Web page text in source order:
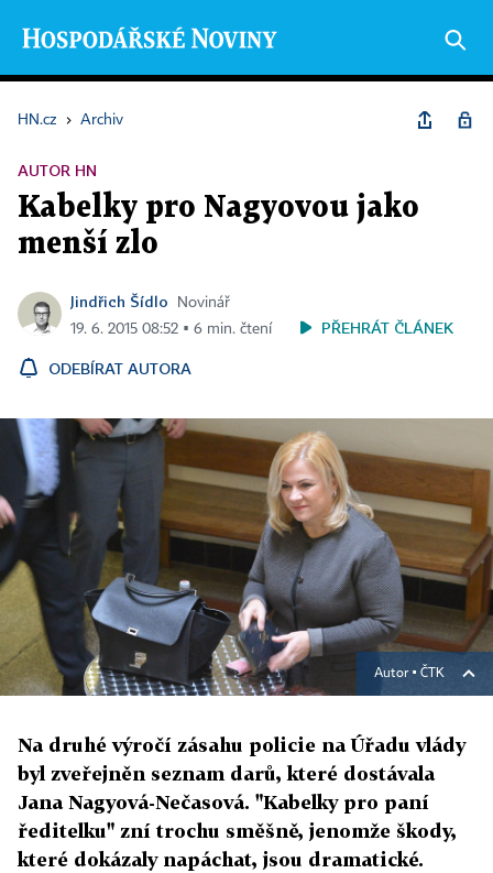
HN.cz › Archiv
AUTOR HN
Kabelky pro Nagyovou jako
menší zlo
Jindřich Šídlo
Novinář
19. 6. 2015 08:52 ▪ 6 min. čtení
PŘEHRÁT ČLÁNEK
ODEBÍRAT AUTORA
Autor ▪ ČTK
Na druhé výročí zásahu policie na Úřadu vlády
byl zveřejněn seznam darů, které dostávala
Jana Nagyová-Nečasová. "Kabelky pro paní
ředitelku" zní trochu směšně, jenomže škody,
které dokázaly napáchat, jsou dramatické.